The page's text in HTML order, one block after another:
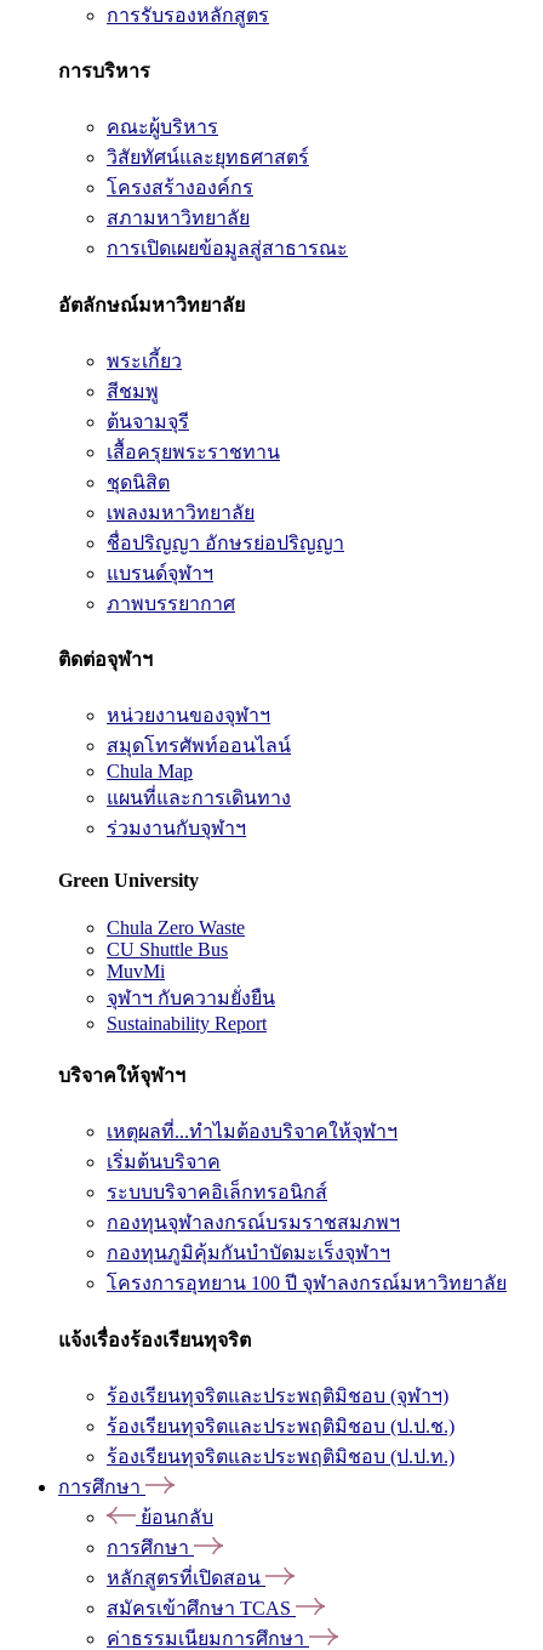
การรับรองหลักสูตร
การบริหาร
คณะผู้บริหาร
วิสัยทัศน์และยุทธศาสตร์
โครงสร้างองค์กร
สภามหาวิทยาลัย
การเปิดเผยข้อมูลสู่สาธารณะ
อัตลักษณ์มหาวิทยาลัย
พระเกี้ยว
สีชมพู
ต้นจามจุรี
เสื้อครุยพระราชทาน
ชุดนิสิต
เพลงมหาวิทยาลัย
ชื่อปริญญา อักษรย่อปริญญา
แบรนด์จุฬาฯ
ภาพบรรยากาศ
ติดต่อจุฬาฯ
หน่วยงานของจุฬาฯ
สมุดโทรศัพท์ออนไลน์
Chula Map
แผนที่และการเดินทาง
ร่วมงานกับจุฬาฯ
Green University
Chula Zero Waste
CU Shuttle Bus
MuvMi
จุฬาฯ กับความยั่งยืน
Sustainability Report
บริจาคให้จุฬาฯ
เหตุผลที่...ทำไมต้องบริจาคให้จุฬาฯ
เริ่มต้นบริจาค
ระบบบริจาคอิเล็กทรอนิกส์
กองทุนจุฬาลงกรณ์บรมราชสมภพฯ
กองทุนภูมิคุ้มกันบำบัดมะเร็งจุฬาฯ
โครงการอุทยาน 100 ปี จุฬาลงกรณ์มหาวิทยาลัย
แจ้งเรื่องร้องเรียนทุจริต
ร้องเรียนทุจริตและประพฤติมิชอบ (จุฬาฯ)
ร้องเรียนทุจริตและประพฤติมิชอบ (ป.ป.ช.)
ร้องเรียนทุจริตและประพฤติมิชอบ (ป.ป.ท.)
การศึกษา
ย้อนกลับ
การศึกษา
หลักสูตรที่เปิดสอน
สมัครเข้าศึกษา TCAS
ค่าธรรมเนียมการศึกษา